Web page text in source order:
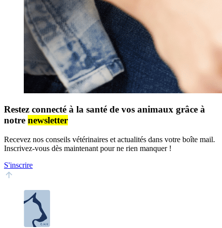
Restez connecté à la santé de vos animaux grâce à
notre newsletter
Recevez nos conseils vétérinaires et actualités dans votre boîte mail.
Inscrivez-vous dès maintenant pour ne rien manquer !
S'inscrire